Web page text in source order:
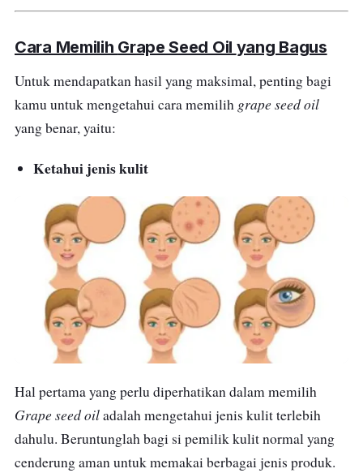
Cara Memilih Grape Seed Oil yang Bagus
Untuk mendapatkan hasil yang maksimal, penting bagi
kamu untuk mengetahui cara memilih grape seed oil
yang benar, yaitu:
Ketahui jenis kulit
Hal pertama yang perlu diperhatikan dalam memilih
Grape seed oiladalah mengetahui jenis kulit terlebih
dahulu. Beruntunglah bagi si pemilik kulit normal yang
cenderung aman untuk memakai berbagai jenis produk.